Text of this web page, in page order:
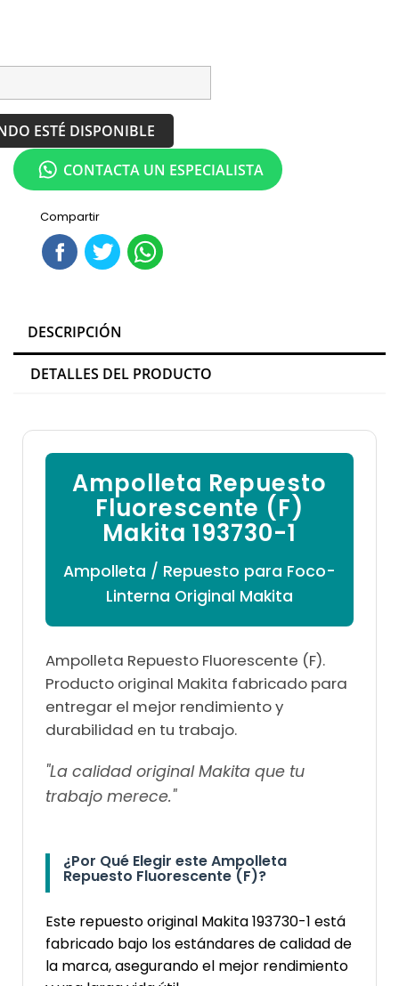
ESTÉ DISPONIBLE
Compartir
CONTACTA UN ESPECIALISTA
DESCRIPCIÓN
DETALLES DEL PRODUCTO
Ampolleta Repuesto
Fluorescente (F)
Makita 193730-1
Ampolleta / Repuesto para Foco-
Linterna Original Makita
Ampolleta Repuesto Fluorescente (F).
Producto original Makita fabricado para
entregar el mejor rendimiento y
durabilidad en tu trabajo.
"La calidad original Makita que tu
trabajo merece."
¿Por Qué Elegir este Ampolleta
Repuesto Fluorescente (F)?
Este repuesto original Makita 193730-1 está
fabricado bajo los estándares de calidad de
la marca, asegurando el mejor rendimiento